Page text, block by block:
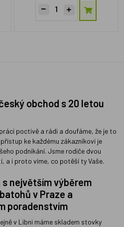
obchod s 20 letou
poctivě a rádi a doufáme, že je to
ke každému zákazníkovi je
podnikání. Jsme rodiče dvou
a i proto víme, co potěší ty Vaše.
s největším výběrem
v Praze a
poradenstvím
v Libni máme skladem stovky